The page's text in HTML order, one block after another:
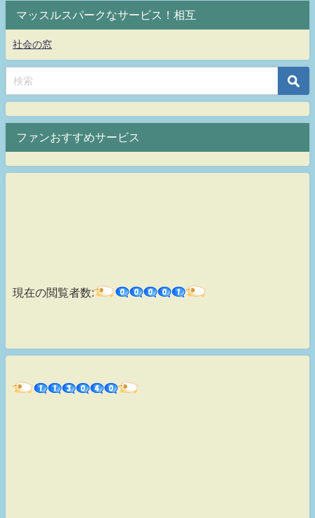
マッスルスパークなサービス！相互
社会の窓
ファンおすすめサービス
現在の閲覧者数: